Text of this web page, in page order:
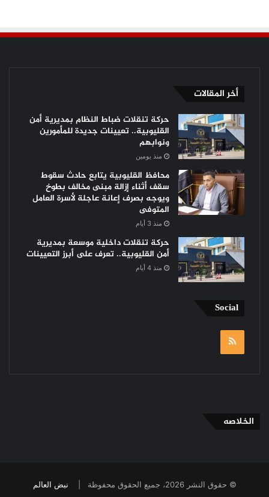
أخر المقالات
حركة تنقلات ضباط النظام بمديرية أمن
القليوبية.. تعيينات جديدة للمأمورين
ونوابهم
منذ يومين
محافظ القليوبية يتابع حادث سقوط
سقف أثناء إزالة مبنى مخالف بطوخ
ويوجه بصرف إعانة عاجلة لأسرة العامل
المتوفى
منذ 3 أيام
حركة تنقلات داخلية موسعة بمديرية
أمن القليوبية.. تعرف على أبرز التعيينات
منذ 4 أيام
Social
RSS
الخلاصه
© حقوق النشر 2026، جميع الحقوق محفوظة | نبض العالم